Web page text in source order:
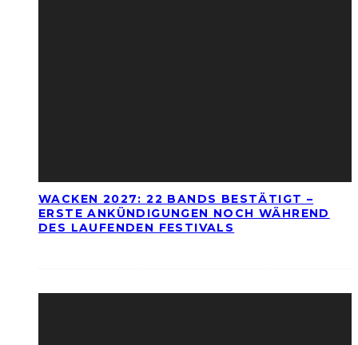
WACKEN 2027: 22 BANDS BESTÄTIGT –
ERSTE ANKÜNDIGUNGEN NOCH WÄHREND
DES LAUFENDEN FESTIVALS